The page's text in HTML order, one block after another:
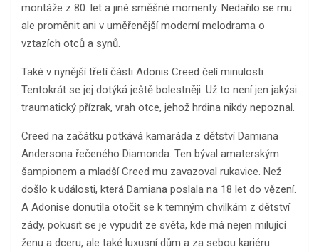
montáže z 80. let a jiné směšné momenty. Nedařilo se mu
ale proměnit ani v uměřenější moderní melodrama o
vztazích otců a synů.
Také v nynější třetí části Adonis Creed čelí minulosti.
Tentokrát se jej dotýká ještě bolestněji. Už to není jen jakýsi
traumatický přízrak, vrah otce, jehož hrdina nikdy nepoznal.
Creed na začátku potkává kamaráda z dětství Damiana
Andersona řečeného Diamonda. Ten býval amaterským
šampionem a mladší Creed mu zavazoval rukavice. Než
došlo k události, která Damiana poslala na 18 let do vězení.
A Adonise donutila otočit se k temným chvilkám z dětství
zády, pokusit se je vypudit ze světa, kde má nejen milující
ženu a dceru, ale také luxusní dům a za sebou kariéru